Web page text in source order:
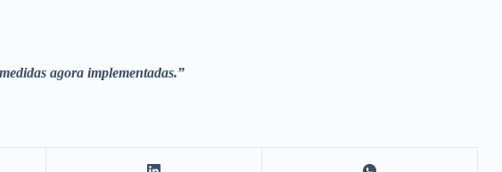
agora implementadas.”